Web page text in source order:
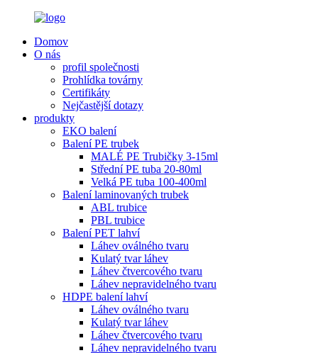
Domov
O nás
profil společnosti
Prohlídka továrny
Certifikáty
Nejčastější dotazy
produkty
EKO balení
Balení PE trubek
MALÉ PE Trubičky 3-15ml
Střední PE tuba 20-80ml
Velká PE tuba 100-400ml
Balení laminovaných trubek
ABL trubice
PBL trubice
Balení PET lahví
Láhev oválného tvaru
Kulatý tvar láhev
Láhev čtvercového tvaru
Láhev nepravidelného tvaru
HDPE balení lahví
Láhev oválného tvaru
Kulatý tvar láhev
Láhev čtvercového tvaru
Láhev nepravidelného tvaru